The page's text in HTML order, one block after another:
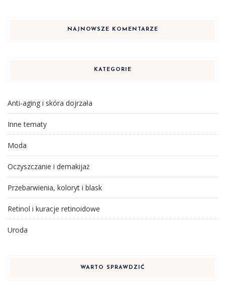
NAJNOWSZE KOMENTARZE
KATEGORIE
Anti-aging i skóra dojrzała
Inne tematy
Moda
Oczyszczanie i demakijaż
Przebarwienia, koloryt i blask
Retinol i kuracje retinoidowe
Uroda
WARTO SPRAWDZIĆ